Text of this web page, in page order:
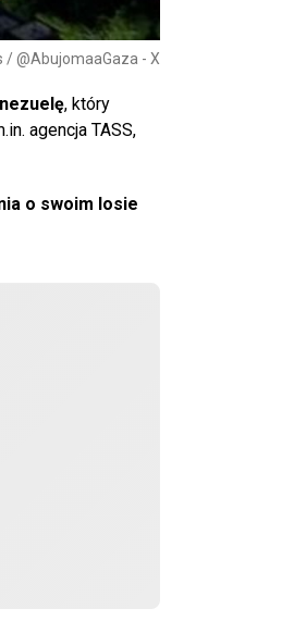
/ @AbujomaaGaza - X
, który
agencja TASS,
o swoim losie